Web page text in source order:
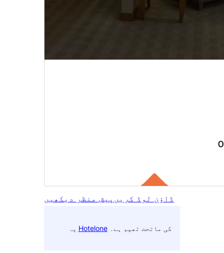
پیش منظر دیکھیں ڈاؤن لوڈ کریں
Hotelone کی ماتحت تھیم ہے۔